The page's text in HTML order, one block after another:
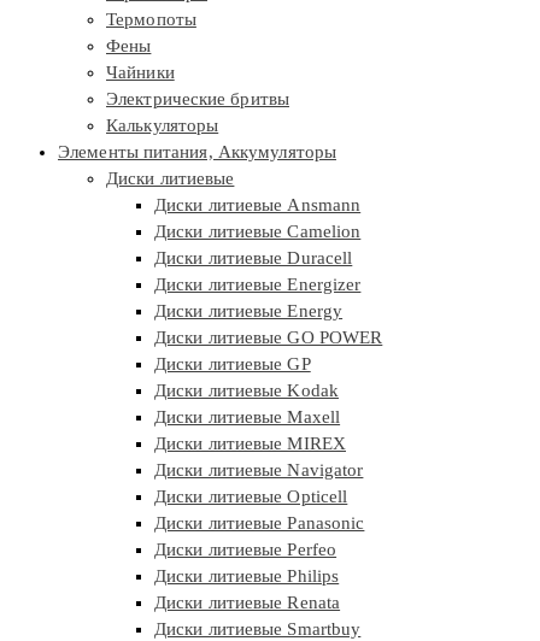
Термопоты
Фены
Чайники
Электрические бритвы
Калькуляторы
Элементы питания, Аккумуляторы
Диски литиевые
Диски литиевые Ansmann
Диски литиевые Camelion
Диски литиевые Duracell
Диски литиевые Energizer
Диски литиевые Energy
Диски литиевые GO POWER
Диски литиевые GP
Диски литиевые Kodak
Диски литиевые Maxell
Диски литиевые MIREX
Диски литиевые Navigator
Диски литиевые Opticell
Диски литиевые Panasonic
Диски литиевые Perfeo
Диски литиевые Philips
Диски литиевые Renata
Диски литиевые Smartbuy